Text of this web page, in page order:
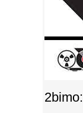
2bimo: